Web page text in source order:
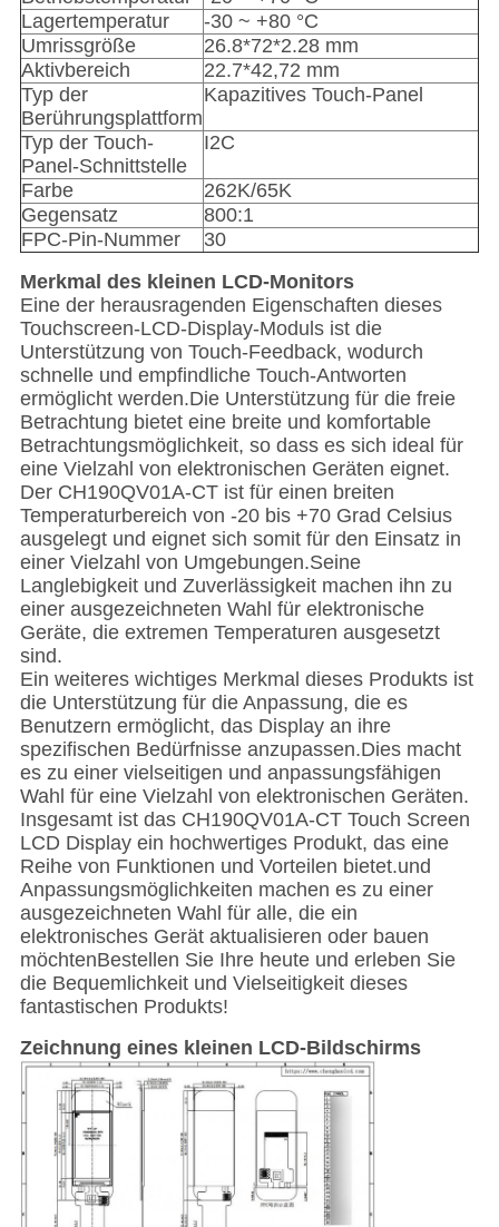
Lagertemperatur
-30 ~ +80 °C
Umrissgröße
26.8*72*2.28 mm
Aktivbereich
22.7*42,72 mm
Typ der
Berührungsplattform
Kapazitives Touch-Panel
Typ der Touch-
Panel-Schnittstelle
I2C
Farbe
262K/65K
Gegensatz
800:1
FPC-Pin-Nummer
30
Merkmal des kleinen LCD-Monitors
Eine der herausragenden Eigenschaften dieses
Touchscreen-LCD-Display-Moduls ist die
Unterstützung von Touch-Feedback, wodurch
schnelle und empfindliche Touch-Antworten
ermöglicht werden.Die Unterstützung für die freie
Betrachtung bietet eine breite und komfortable
Betrachtungsmöglichkeit, so dass es sich ideal für
eine Vielzahl von elektronischen Geräten eignet.
Der CH190QV01A-CT ist für einen breiten
Temperaturbereich von -20 bis +70 Grad Celsius
ausgelegt und eignet sich somit für den Einsatz in
einer Vielzahl von Umgebungen.Seine
Langlebigkeit und Zuverlässigkeit machen ihn zu
einer ausgezeichneten Wahl für elektronische
Geräte, die extremen Temperaturen ausgesetzt
sind.
Ein weiteres wichtiges Merkmal dieses Produkts ist
die Unterstützung für die Anpassung, die es
Benutzern ermöglicht, das Display an ihre
spezifischen Bedürfnisse anzupassen.Dies macht
es zu einer vielseitigen und anpassungsfähigen
Wahl für eine Vielzahl von elektronischen Geräten.
Insgesamt ist das CH190QV01A-CT Touch Screen
LCD Display ein hochwertiges Produkt, das eine
Reihe von Funktionen und Vorteilen bietet.und
Anpassungsmöglichkeiten machen es zu einer
ausgezeichneten Wahl für alle, die ein
elektronisches Gerät aktualisieren oder bauen
möchtenBestellen Sie Ihre heute und erleben Sie
die Bequemlichkeit und Vielseitigkeit dieses
fantastischen Produkts!
Zeichnung eines kleinen LCD-Bildschirms